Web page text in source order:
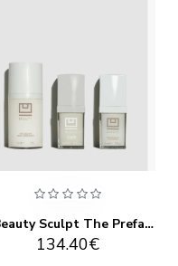
145.60€